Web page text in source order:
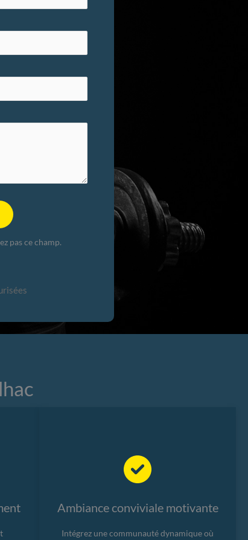
pas ce champ.
Ambiance conviviale motivante
Intégrez une communauté dynamique où